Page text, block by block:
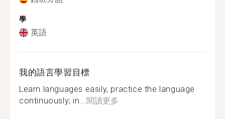
學
英語
我的語言學習目標
Learn languages easily, practice the language
continuously; in...閱讀更多